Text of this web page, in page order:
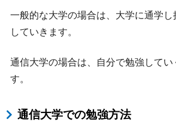
一般的な大学の場合は、大学に通学し
していきます。
通信大学の場合は、自分で勉強してい
す。
通信大学での勉強方法